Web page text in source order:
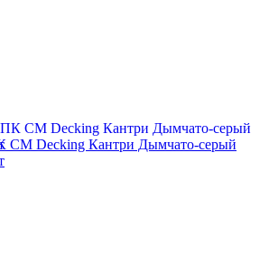
CM Decking Кантри Дымчато-серый